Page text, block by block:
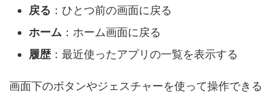
戻る ：ひとつ前の画面に戻る
ホーム ：ホーム画面に戻る
履歴 ：最近使ったアプリの一覧を表示する
画面下のボタンやジェスチャーを使って操作できる